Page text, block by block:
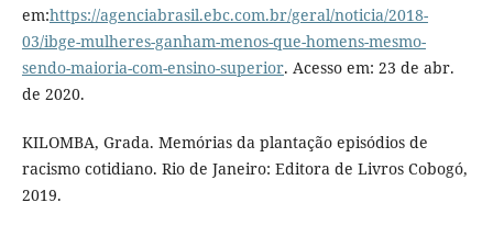
em:https://agenciabrasil.ebc.com.br/geral/noticia/2018-
03/ibge-mulheres-ganham-menos-que-homens-mesmo-
sendo-maioria-com-ensino-superior. Acesso em: 23 de abr.
de 2020.
KILOMBA, Grada. Memórias da plantação episódios de
racismo cotidiano. Rio de Janeiro: Editora de Livros Cobogó,
2019.